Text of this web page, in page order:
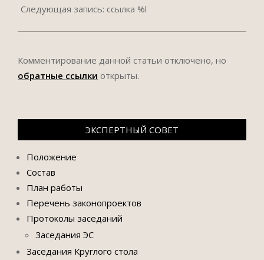
20
Следующая запись: ссылка %l
Комментирование данной статьи отключено, но
обратные ссылки открыты.
ЭКСПЕРТНЫЙ СОВЕТ
Положение
Состав
План работы
Перечень законопроектов
Протоколы заседаний
Заседания ЭС
Заседания Круглого стола